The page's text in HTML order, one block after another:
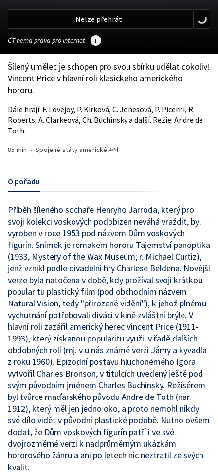
Nelze přehrát
ČT nemá práva pro internet
Šílený umělec je schopen pro svou sbírku udělat cokoliv!
Vincent Price v hlavní roli klasického amerického
hororu.
Dále hrají: F. Lovejoy, P. Kirková, C. Jonesová, P. Picerni, R.
Roberts, A. Clarkeová, Ch. Buchinsky a další. Režie: Andre de
Toth.
85 min •Spojené státy americké
O pořadu
Příběh šíleného sochaře Henryho Jarroda, který pro
svoji kolekci voskových podobizen neváhá vraždit, byl
vyroben v roce 1953 pod názvem Dům voskových
figurín. Snímek je remakem hororu Tajemství panoptika
(1933, Mystery of the Wax Museum; r. Michael Curtiz),
jenž vznikl podle divadelní hry Charlese Beldena. Novější
verze byla natočena v době, kdy prožíval svoji krátkou
popularitu plastický film (pod obchodním názvem
Natural Vision, tedy "přirozené vidění"), k jehož plnému
vychutnání potřebovali diváci v kině zvláštní brýle. V
hlavní roli zazářil americký herec Vincent Price (1911-
1993), který získanou popularitu využil v řadě dalších
obdobných rolí (mj. v u nás známé verzi Jámy a kyvadla
z roku 1960). Epizodní postavu hluchoněmého Igora
vytvořil Charles Bronson, v titulcích uvedený ještě pod
svým původním jménem Charles Buchinsky. Režisérem
byl tvůrce maďarského původu Andre de Toth (nar.
1912), který měl jen jedno oko, a proto nemohl nikdy
své dílo vidět v původní plastické podobě. Nutno ovšem
dodat, že Dům voskových figurín patří i ve své
dvojrozměrné verzi k nadprůměrným ukázkám
hororového žánru a ani po letech nic neztratil ze svých
kvalit.